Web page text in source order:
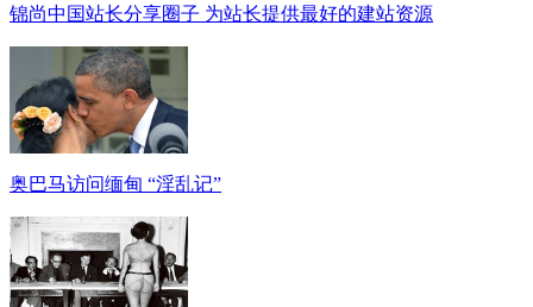
锦尚中国站长分享圈子 为站长提供最好的建站资源
奥巴马访问缅甸 “淫乱记”